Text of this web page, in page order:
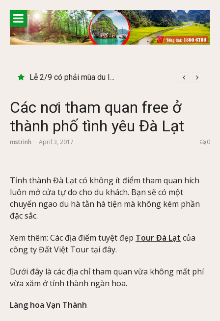
content
Lễ 2/9 có phải mùa du lịch Hà Giang đẹp không?
Các nơi tham quan free ở
thành phố tình yêu Đà Lạt
mstrinh April 3, 2017 0
Tỉnh thành Đà Lạt có không ít điểm tham quan hích
luôn mở cửa tự do cho du khách. Bạn sẽ có một
chuyến ngao du hà tằn hà tiện mà không kém phần
đặc sắc.
Xem thêm: Các địa điểm tuyệt đẹp Tour Đà Lạt của
công ty Đất Việt Tour tại đây.
Dưới đây là các địa chỉ tham quan vừa không mất phí
vừa xăm ở tỉnh thành ngàn hoa.
Làng hoa Vạn Thành